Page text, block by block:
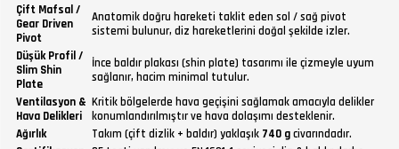
Çift Mafsal /
Gear Driven
Pivot
Anatomik doğru hareketi taklit eden sol / sağ pivot
sistemi bulunur, diz hareketlerini doğal şekilde izler.
Düşük Profil /
Slim Shin
Plate
İnce baldır plakası (shin plate) tasarımı ile çizmeyle uyum
sağlanır, hacim minimal tutulur.
Ventilasyon &
Hava Delikleri
Kritik bölgelerde hava geçişini sağlamak amacıyla delikler
konumlandırılmıştır ve hava dolaşımı desteklenir.
Ağırlık
Takım (çift dizlik + baldır) yaklaşık 740 gcivarındadır.